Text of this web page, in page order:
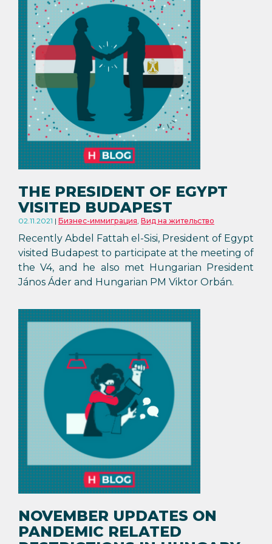
THE PRESIDENT OF EGYPT
VISITED BUDAPEST
02.11.2021 Бизнес-иммиграция, Вид на жительство
Recently Abdel Fattah el-Sisi, President of Egypt
visited Budapest to participate at the meeting of
the V4, and he also met Hungarian President
János Áder and Hungarian PM Viktor Orbán.
NOVEMBER UPDATES ON
PANDEMIC RELATED